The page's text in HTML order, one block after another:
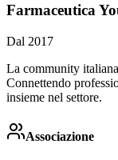
Farmaceutica
Dal 2017
La community
Connettendo
insieme nel settore.
Associazione